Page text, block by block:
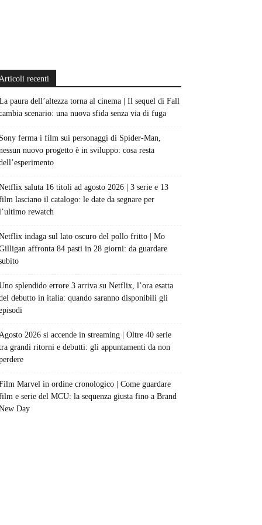
recenti
paura dell’altezza torna al cinema | Il sequel di Fall
scenario: una nuova sfida senza via di fuga
ferma i film sui personaggi di Spider-Man,
nuovo progetto è in sviluppo: cosa resta
saluta 16 titoli ad agosto 2026 | 3 serie e 13
lasciano il catalogo: le date da segnare per
rewatch
indaga sul lato oscuro del pollo fritto | Mo
affronta 84 pasti in 28 giorni: da guardare
splendido errore 3 arriva su Netflix, l’ora esatta
debutto in italia: quando saranno disponibili gli
2026 si accende in streaming | Oltre 40 serie
grandi ritorni e debutti: gli appuntamenti da non
Marvel in ordine cronologico | Come guardare
e serie del MCU: la sequenza giusta fino a Brand
Day